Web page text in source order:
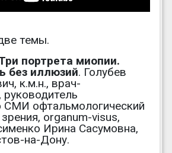
темы.
портрета миопии.
без иллюзий. Голубев
к.м.н., врач-
СМИ офтальмологический
organum-visus,
Ирина Сасумовна,
на-Дону.